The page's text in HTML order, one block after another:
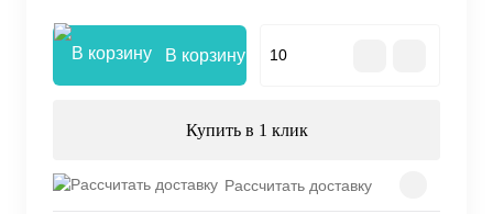
В корзину
Купить в 1 клик
Рассчитать доставку